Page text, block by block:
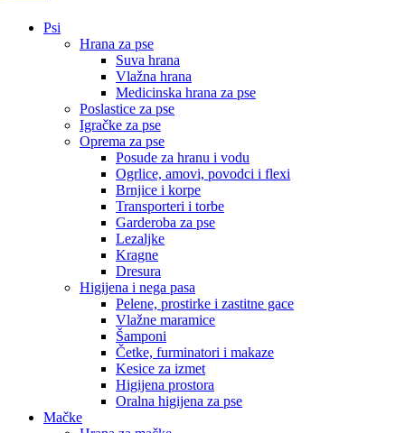
Psi
Hrana za pse
Suva hrana
Vlažna hrana
Medicinska hrana za pse
Poslastice za pse
Igračke za pse
Oprema za pse
Posude za hranu i vodu
Ogrlice, amovi, povodci i flexi
Brnjice i korpe
Transporteri i torbe
Garderoba za pse
Lezaljke
Kragne
Dresura
Higijena i nega pasa
Pelene, prostirke i zastitne gace
Vlažne maramice
Šamponi
Četke, furminatori i makaze
Kesice za izmet
Higijena prostora
Oralna higijena za pse
Mačke